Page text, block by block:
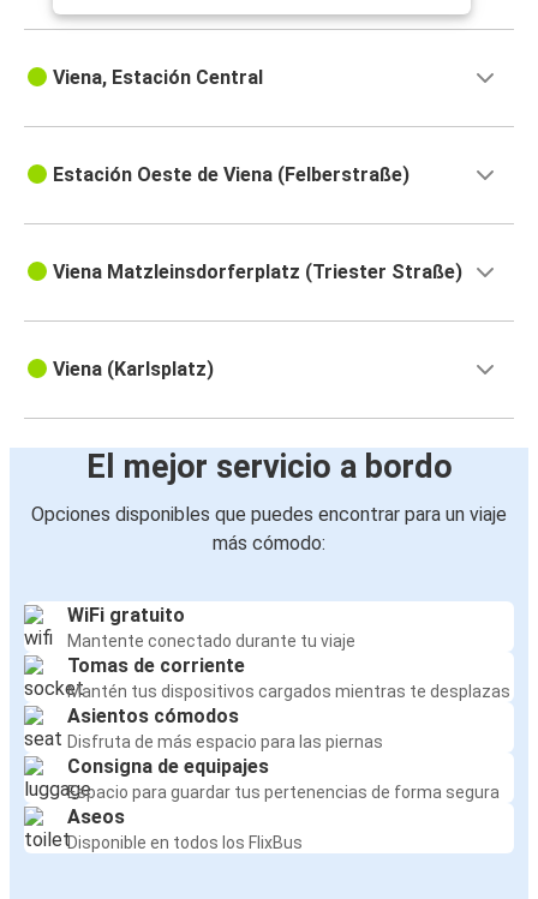
Viena, Estación Central
Estación Oeste de Viena (Felberstraße)
Viena Matzleinsdorferplatz (Triester Straße)
Viena (Karlsplatz)
El mejor servicio a bordo
Opciones disponibles que puedes encontrar para un viaje
más cómodo:
WiFi gratuito
Mantente conectado durante tu viaje
Tomas de corriente
Mantén tus dispositivos cargados mientras te desplazas
Asientos cómodos
Disfruta de más espacio para las piernas
Consigna de equipajes
Espacio para guardar tus pertenencias de forma segura
Aseos
Disponible en todos los FlixBus